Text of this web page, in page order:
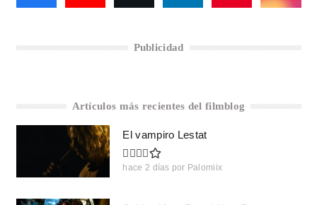
Publicidad
Artículos más recientes del filmblog
El vampiro Lestat
hace 2 días por Palomiix